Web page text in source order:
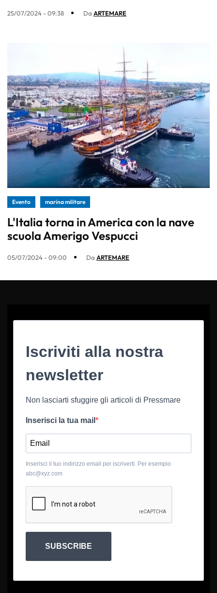
25/07/2024 - 09:38 Da ARTEMARE
Evento marina militare
L'Italia torna in America con la nave
scuola Amerigo Vespucci
05/07/2024 - 09:00 Da ARTEMARE
Iscriviti alla nostra
newsletter
Non lasciarti sfuggire gli articoli di Pressmare
Inserisci la tua mail
Inserisci il tuo indirizzo email per iscriverti. Per esempio
abc@xyz.com
SUBSCRIBE